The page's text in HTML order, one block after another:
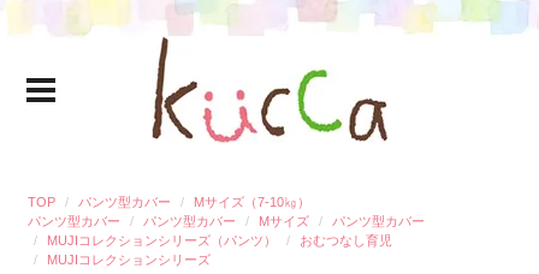
TOP パンツ型カバー
Mサイズ（7-10㎏）
パンツ型カバー
パンツ型カバー Mサイズ
パンツ型カバー
MUJIコレクションシリーズ（パンツ）
おむつなし育児
MUJIコレクションシリーズ